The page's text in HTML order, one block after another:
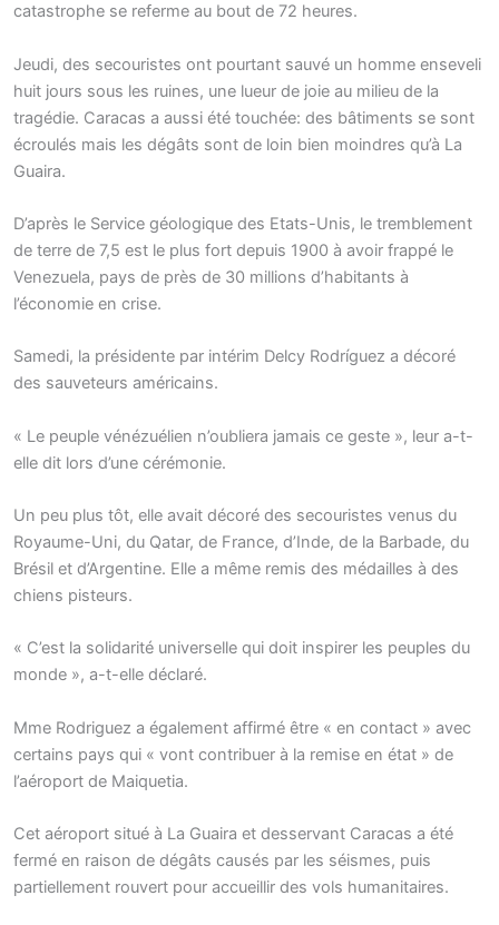
catastrophe se referme au bout de 72 heures.
Jeudi, des secouristes ont pourtant sauvé un homme enseveli
huit jours sous les ruines, une lueur de joie au milieu de la
tragédie. Caracas a aussi été touchée: des bâtiments se sont
écroulés mais les dégâts sont de loin bien moindres qu’à La
Guaira.
D’après le Service géologique des Etats-Unis, le tremblement
de terre de 7,5 est le plus fort depuis 1900 à avoir frappé le
Venezuela, pays de près de 30 millions d’habitants à
l’économie en crise.
Samedi, la présidente par intérim Delcy Rodríguez a décoré
des sauveteurs américains.
« Le peuple vénézuélien n’oubliera jamais ce geste », leur a-t-
elle dit lors d’une cérémonie.
Un peu plus tôt, elle avait décoré des secouristes venus du
Royaume-Uni, du Qatar, de France, d’Inde, de la Barbade, du
Brésil et d’Argentine. Elle a même remis des médailles à des
chiens pisteurs.
« C’est la solidarité universelle qui doit inspirer les peuples du
monde », a-t-elle déclaré.
Mme Rodriguez a également affirmé être « en contact » avec
certains pays qui « vont contribuer à la remise en état » de
l’aéroport de Maiquetia.
Cet aéroport situé à La Guaira et desservant Caracas a été
fermé en raison de dégâts causés par les séismes, puis
partiellement rouvert pour accueillir des vols humanitaires.